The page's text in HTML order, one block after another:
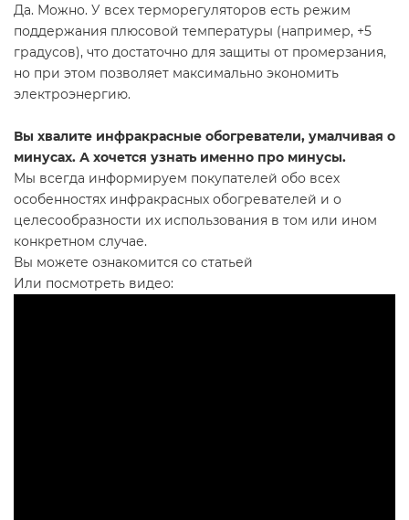
Да. Можно. У всех терморегуляторов есть режим
поддержания плюсовой температуры (например, +5
градусов), что достаточно для защиты от промерзания,
но при этом позволяет максимально экономить
электроэнергию.
Вы хвалите инфракрасные обогреватели, умалчивая о
минусах. А хочется узнать именно про минусы.
Мы всегда информируем покупателей обо всех
особенностях инфракрасных обогревателей и о
целесообразности их использования в том или ином
конкретном случае.
Вы можете ознакомится со статьей
Или посмотреть видео: